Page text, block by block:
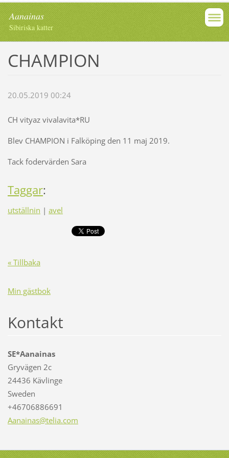
Aanainas
Sibiriska katter
CHAMPION
20.05.2019 00:24
CH vityaz vivalavita*RU
Blev CHAMPION i Falköping den 11 maj 2019.
Tack fodervärden Sara
Taggar:
utställnin | avel
« Tillbaka
Min gästbok
Kontakt
SE*Aanainas
Gryvägen 2c
24436 Kävlinge
Sweden
+46706886691
Aanainas@telia.com